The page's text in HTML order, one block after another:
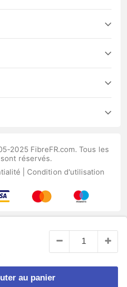
au panier
2025 FibreFR.com. Tous les
réservés.
Condition d'utilisation